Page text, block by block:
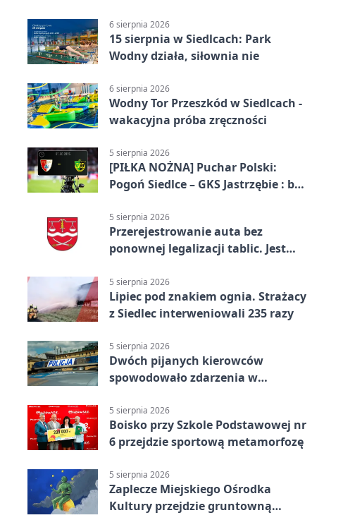
6 sierpnia 2026
15 sierpnia w Siedlcach: Park
Wodny działa, siłownia nie
6 sierpnia 2026
Wodny Tor Przeszkód w Siedlcach -
wakacyjna próba zręczności
5 sierpnia 2026
[PIŁKA NOŻNA] Puchar Polski:
Pogoń Siedlce – GKS Jastrzębie : bez
5 sierpnia 2026
Przerejestrowanie auta bez
ponownej legalizacji tablic. Jest
5 sierpnia 2026
Lipiec pod znakiem ognia. Strażacy
z Siedlec interweniowali 235 razy
5 sierpnia 2026
Dwóch pijanych kierowców
spowodowało zdarzenia w
5 sierpnia 2026
Boisko przy Szkole Podstawowej nr
6 przejdzie sportową metamorfozę
5 sierpnia 2026
Zaplecze Miejskiego Ośrodka
Kultury przejdzie gruntowną